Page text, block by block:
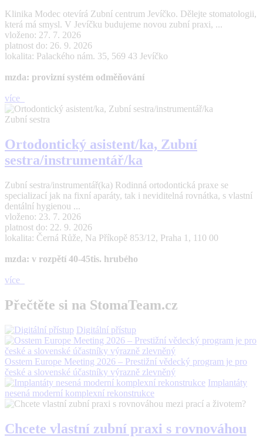
Klinika Modec otevírá Zubní centrum Jevíčko. Dělejte stomatologii,
která má smysl. V Jevíčku budujeme novou zubní praxi, ...
vloženo: 27. 7. 2026
platnost do: 26. 9. 2026
lokalita: Palackého nám. 35, 569 43 Jevíčko
mzda: provizní systém odměňování
více
Zubní sestra
Ortodontický asistent/ka, Zubní
sestra/instrumentář/ka
Zubní sestra/instrumentář(ka) Rodinná ortodontická praxe se
specializací jak na fixní aparáty, tak i neviditelná rovnátka, s vlastní
dentální hygienou ...
vloženo: 23. 7. 2026
platnost do: 22. 9. 2026
lokalita: Černá Růže, Na Příkopě 853/12, Praha 1, 110 00
mzda: v rozpětí 40-45tis. hrubého
více
Přečtěte si na StomaTeam.cz
Digitální přístup
Osstem Europe Meeting 2026 – Prestižní vědecký program je pro
české a slovenské účastníky výrazně zlevněný
Implantáty
nesená moderní komplexní rekonstrukce
Chcete vlastní zubní praxi s rovnováhou